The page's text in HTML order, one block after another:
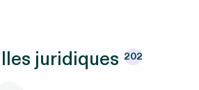
juridiques 202